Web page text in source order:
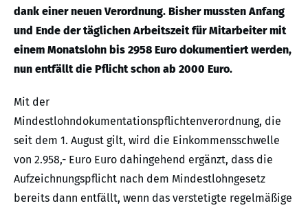
dank einer neuen Verordnung. Bisher mussten Anfang
und Ende der täglichen Arbeitszeit für Mitarbeiter mit
einem Monatslohn bis 2958 Euro dokumentiert werden,
nun entfällt die Pflicht schon ab 2000 Euro.
Mit der
Mindestlohndokumentationspflichtenverordnung, die
seit dem 1. August gilt, wird die Einkommensschwelle
von 2.958,- Euro Euro dahingehend ergänzt, dass die
Aufzeichnungspflicht nach dem Mindestlohngesetz
bereits dann entfällt, wenn das verstetigte regelmäßige